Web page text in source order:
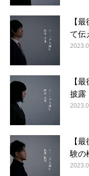
【
て伝
【
披露
【
験の